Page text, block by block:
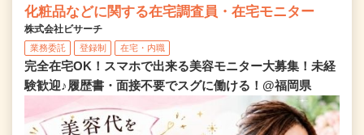
化粧品などに関する在宅調査員・在宅モニター
株式会社ビサーチ
業務委託 登録制 在宅・内職
完全在宅OK！スマホで出来る美容モニター大募集！未経
験歓迎♪履歴書・面接不要でスグに働ける！@福岡県